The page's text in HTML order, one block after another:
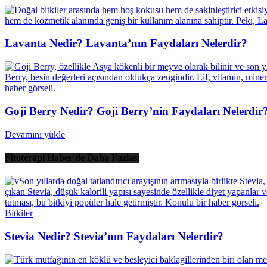
Lavanta Nedir? Lavanta’nın Faydaları Nelerdir?
Goji Berry Nedir? Goji Berry’nin Faydaları
Devamını yükle
Fitoterapi Haber'de Daha Fazlası
Bitkiler
Stevia Nedir? Stevia’nın Faydaları Nelerdir?